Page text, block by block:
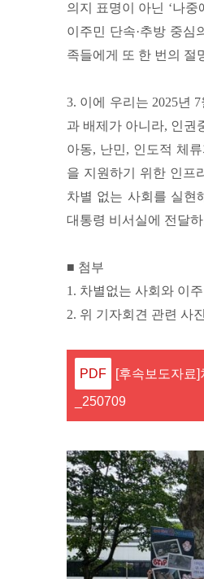
의지 표명이 아닌 ‘나
이주민 단속·추방 중
족들에게 또 한 번의 절
3. 이에 우리는 2025년
과 배제가 아니라, 인권
아동, 난민, 인도적 체
을 지원하기 위한 인프
차별 없는 사회를 실현
대통령 비서실에 전달
■ 첨부
1. 차별없는 사회와 이
2. 위 기자회견 관련 사진
[후속보도자료
_250709